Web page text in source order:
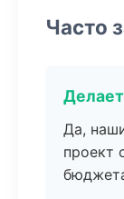
Часто
Да,
проект